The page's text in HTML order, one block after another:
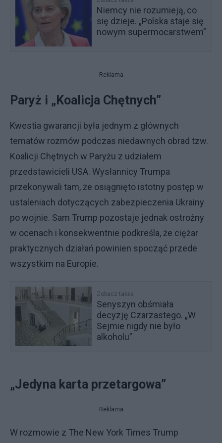
Niemcy nie rozumieją, co
się dzieje. „Polska staje się
nowym supermocarstwem”
Reklama
Paryż i „Koalicja Chętnych”
Kwestia gwarancji była jednym z głównych
tematów rozmów podczas niedawnych obrad tzw.
Koalicji Chętnych w Paryżu z udziałem
przedstawicieli USA. Wysłannicy Trumpa
przekonywali tam, że osiągnięto istotny postęp w
ustaleniach dotyczących zabezpieczenia Ukrainy
po wojnie. Sam Trump pozostaje jednak ostrożny
w ocenach i konsekwentnie podkreśla, że ciężar
praktycznych działań powinien spocząć przede
wszystkim na Europie.
Zobacz także
Senyszyn obśmiała
decyzję Czarzastego. „W
Sejmie nigdy nie było
alkoholu”
„Jedyna karta przetargowa”
Reklama
W rozmowie z The New York Times Trump